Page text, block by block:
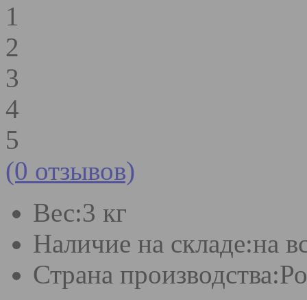
1
2
3
4
5
(0 отзывов)
Вес:3 кг
Наличие на складе:на
Страна производства: